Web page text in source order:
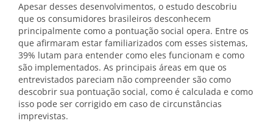
Apesar desses desenvolvimentos, o estudo descobriu
que os consumidores brasileiros desconhecem
principalmente como a pontuação social opera. Entre os
que afirmaram estar familiarizados com esses sistemas,
39% lutam para entender como eles funcionam e como
são implementados. As principais áreas em que os
entrevistados pareciam não compreender são como
descobrir sua pontuação social, como é calculada e como
isso pode ser corrigido em caso de circunstâncias
imprevistas.